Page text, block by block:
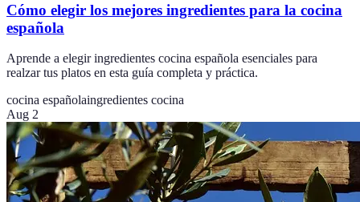
Cómo elegir los mejores ingredientes para la cocina
española
Aprende a elegir ingredientes cocina española esenciales para
realzar tus platos en esta guía completa y práctica.
cocina españolaingredientes cocina
Aug 2